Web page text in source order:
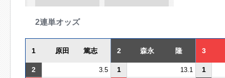
2連単オッズ
1 原田 篤志 2 森永 隆 3
2 3.5 1 13.1
1